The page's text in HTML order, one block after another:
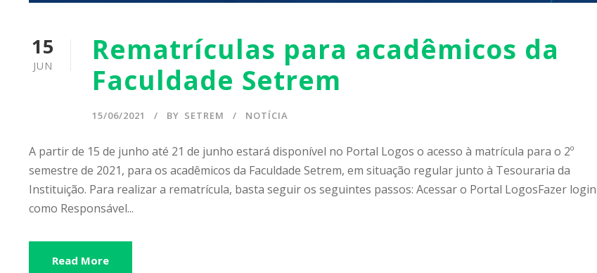
15
JUN
Rematrículas para acadêmicos da
Faculdade Setrem
15/06/2021 BY SETREM NOTÍCIA
A partir de 15 de junho até 21 de junho estará disponível no Portal Logos o acesso à matrícula para o 2º
semestre de 2021, para os acadêmicos da Faculdade Setrem, em situação regular junto à Tesouraria da
Instituição. Para realizar a rematrícula, basta seguir os seguintes passos: Acessar o Portal LogosFazer login
como Responsável...
Read More